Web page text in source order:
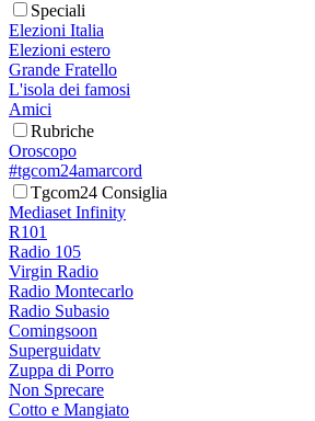
Speciali
Elezioni Italia
Elezioni estero
Grande Fratello
L'isola dei famosi
Amici
Rubriche
Oroscopo
#tgcom24amarcord
Tgcom24 Consiglia
Mediaset Infinity
R101
Radio 105
Virgin Radio
Radio Montecarlo
Radio Subasio
Comingsoon
Superguidatv
Zuppa di Porro
Non Sprecare
Cotto e Mangiato